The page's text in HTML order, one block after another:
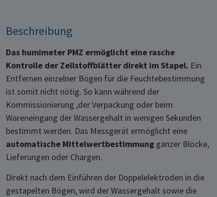
Beschreibung
Das humimeter PMZ ermöglicht eine rasche
Kontrolle der Zellstoffblätter direkt im Stapel. Ein
Entfernen einzelner Bögen für die Feuchtebestimmung
ist somit nicht nötig. So kann während der
Kommissionierung ,der Verpackung oder beim
Wareneingang der Wassergehalt in wenigen Sekunden
bestimmt werden. Das Messgerät ermöglicht eine
automatische Mittelwertbestimmung ganzer Blöcke,
Lieferungen oder Chargen.
Direkt nach dem Einführen der Doppelelektroden in die
gestapelten Bögen, wird der Wassergehalt sowie die